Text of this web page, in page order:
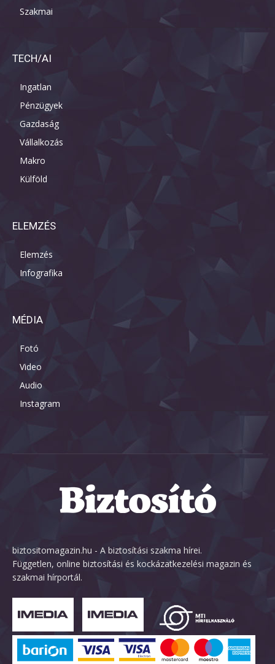
Szakmai
TECH/AI
Ingatlan
Pénzügyek
Gazdaság
Vállalkozás
Makro
Külföld
ELEMZÉS
Elemzés
Infografika
MÉDIA
Fotó
Video
Audio
Instagram
biztositomagazin.hu - A biztosítási szakma hírei.
Független, online biztosítási és kockázatkezelési magazin és
szakmai hírportál.